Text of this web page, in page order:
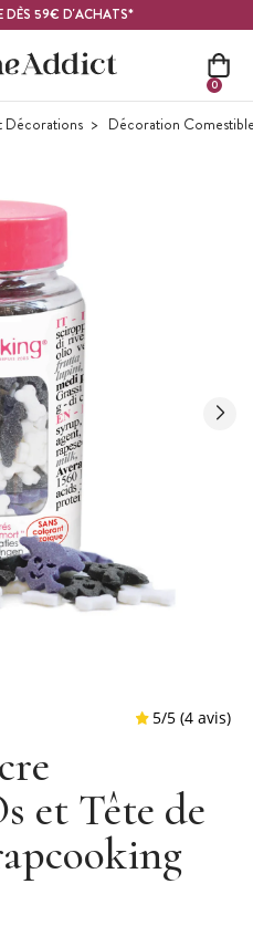
DÈS 59€ D'ACHATS*
0
Décorations Décoration
et Tête de